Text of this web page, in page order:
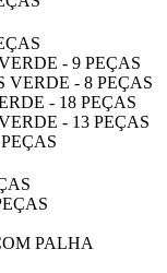
- 9 PEÇAS
VERDE - 8 PEÇAS
- 18 PEÇAS
- 13 PEÇAS
PALHA